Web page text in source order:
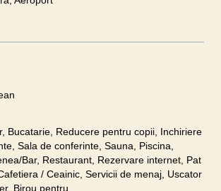
Bucatarie, Reducere pentru copii, Inchiriere
Sala de conferinte, Sauna, Piscina,
Bar, Restaurant, Rezervare internet, Pat
/ Ceainic, Servicii de menaj, Uscator
Birou pentru